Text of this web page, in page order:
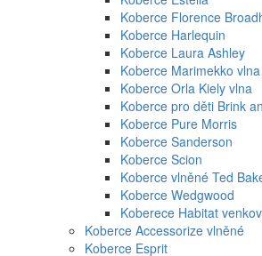
Koberce Florence
Koberce Harlequin
Koberce Laura Ashley
Koberce Marimekko vlna
Koberce Orla Kiely vlna
Koberce pro děti Brink
Koberce Pure Morris
Koberce Sanderson
Koberce Scion
Koberce vlněné Ted
Koberce Wedgwood
Koberece Habitat
Koberce Accessorize vlněné
Koberce Esprit